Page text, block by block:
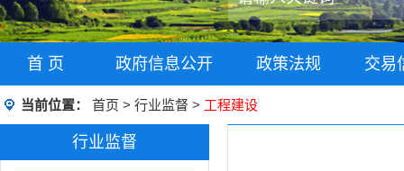
首 页 政府信息公开 政策法规 交易
当前位置： 首页 > 行业监督 > 工程建设
行业监督